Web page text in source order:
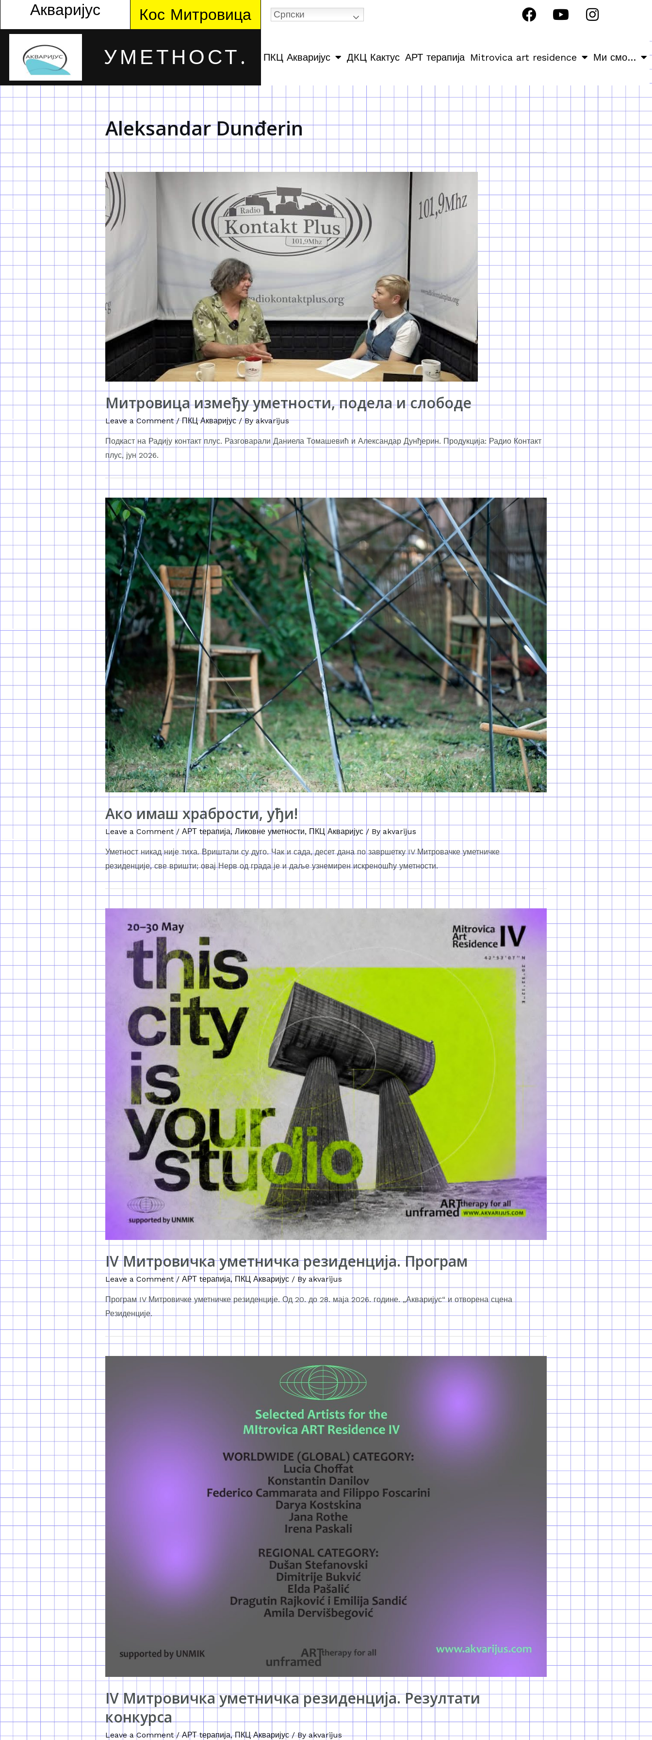
Акваријус Кос Митровица Српски
УМЕТНОСТ. ПКЦ Акваријус ДКЦ Кактус АРТ терапија Mitrovica art residence Ми смо…
Aleksandar Dunđerin
Митровица између уметности, подела и слободе
Leave a Comment /ПКЦ Акваријус/ Byakvarijus
Подкаст на Радију контакт плус. Разговарали Даниела Томашевић и Александар Дунђерин. Продукција: Радио Контакт
плус, јун 2026.
Ако имаш храбрости, уђи!
Leave a Comment / АРТ tерапија, Ликовне уметности, ПКЦ Акваријус / By akvarijus
Уметност никад није тиха. Вриштали су дуго. Чак и сада, десет дана по завршетку IV Митровачке уметничке
резиденције, све вришти; овај Нерв од града је и даље узнемирен искреношћу уметности.
IV Митровичка уметничка резиденција. Програм
Leave a Comment / АРТ tерапија, ПКЦ Акваријус / By akvarijus
Програм IV Митровичке уметничке резиденције. Од 20. до 28. маја 2026. године. „Акваријус“ и отворена сцена
Резиденције.
IV Митровичка уметничка резиденција. Резултати
конкурса
Leave a Comment /АРТ tерапија,ПКЦ Акваријус/ Byakvarijus